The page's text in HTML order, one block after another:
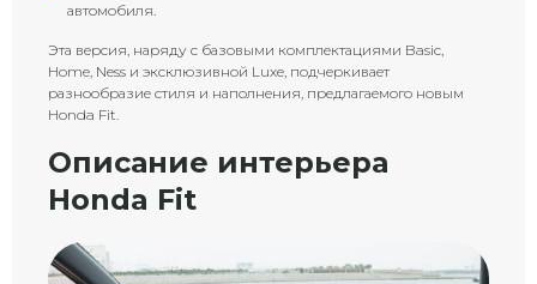
автомобиля.
Эта версия, наряду с базовыми комплектациями Basic,
Home, Ness и эксклюзивной Luxe, подчеркивает
разнообразие стиля и наполнения, предлагаемого новым
Honda Fit.
Описание интерьера
Honda Fit